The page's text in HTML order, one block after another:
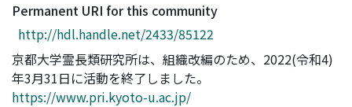
Access Statistics
Library Network
Permanent URI for this community
http://hdl.handle.net/2433/85122
京都大学霊長類研究所は、組織改編のため、2022(令和4)
年3月31日に活動を終了しました。
https://www.pri.kyoto-u.ac.jp/